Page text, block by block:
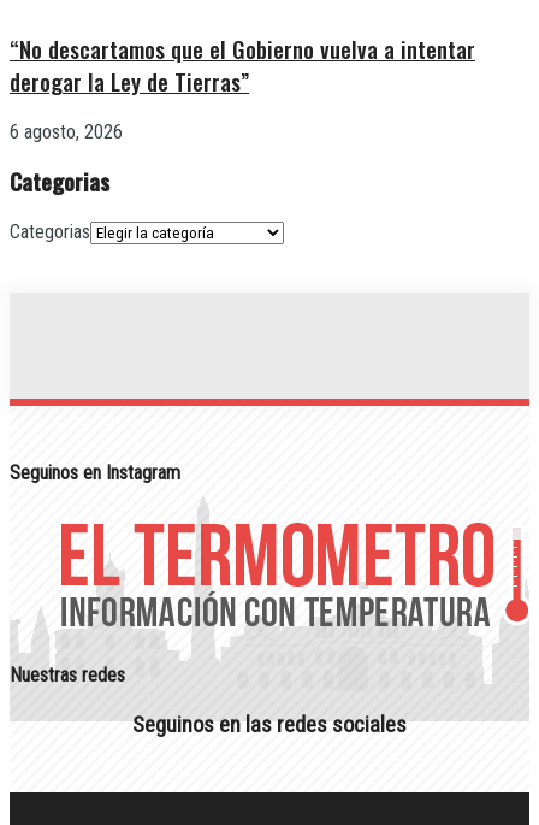
“No descartamos que el Gobierno vuelva a intentar
derogar la Ley de Tierras”
6 agosto, 2026
Categorias
Categorias
Seguinos en Instagram
Nuestras redes
Seguinos en las redes sociales